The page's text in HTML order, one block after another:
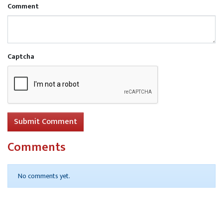
Comment
Captcha
Submit Comment
Comments
No comments yet.